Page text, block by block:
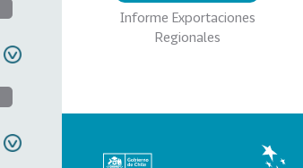
Informe Exportaciones
Regionales